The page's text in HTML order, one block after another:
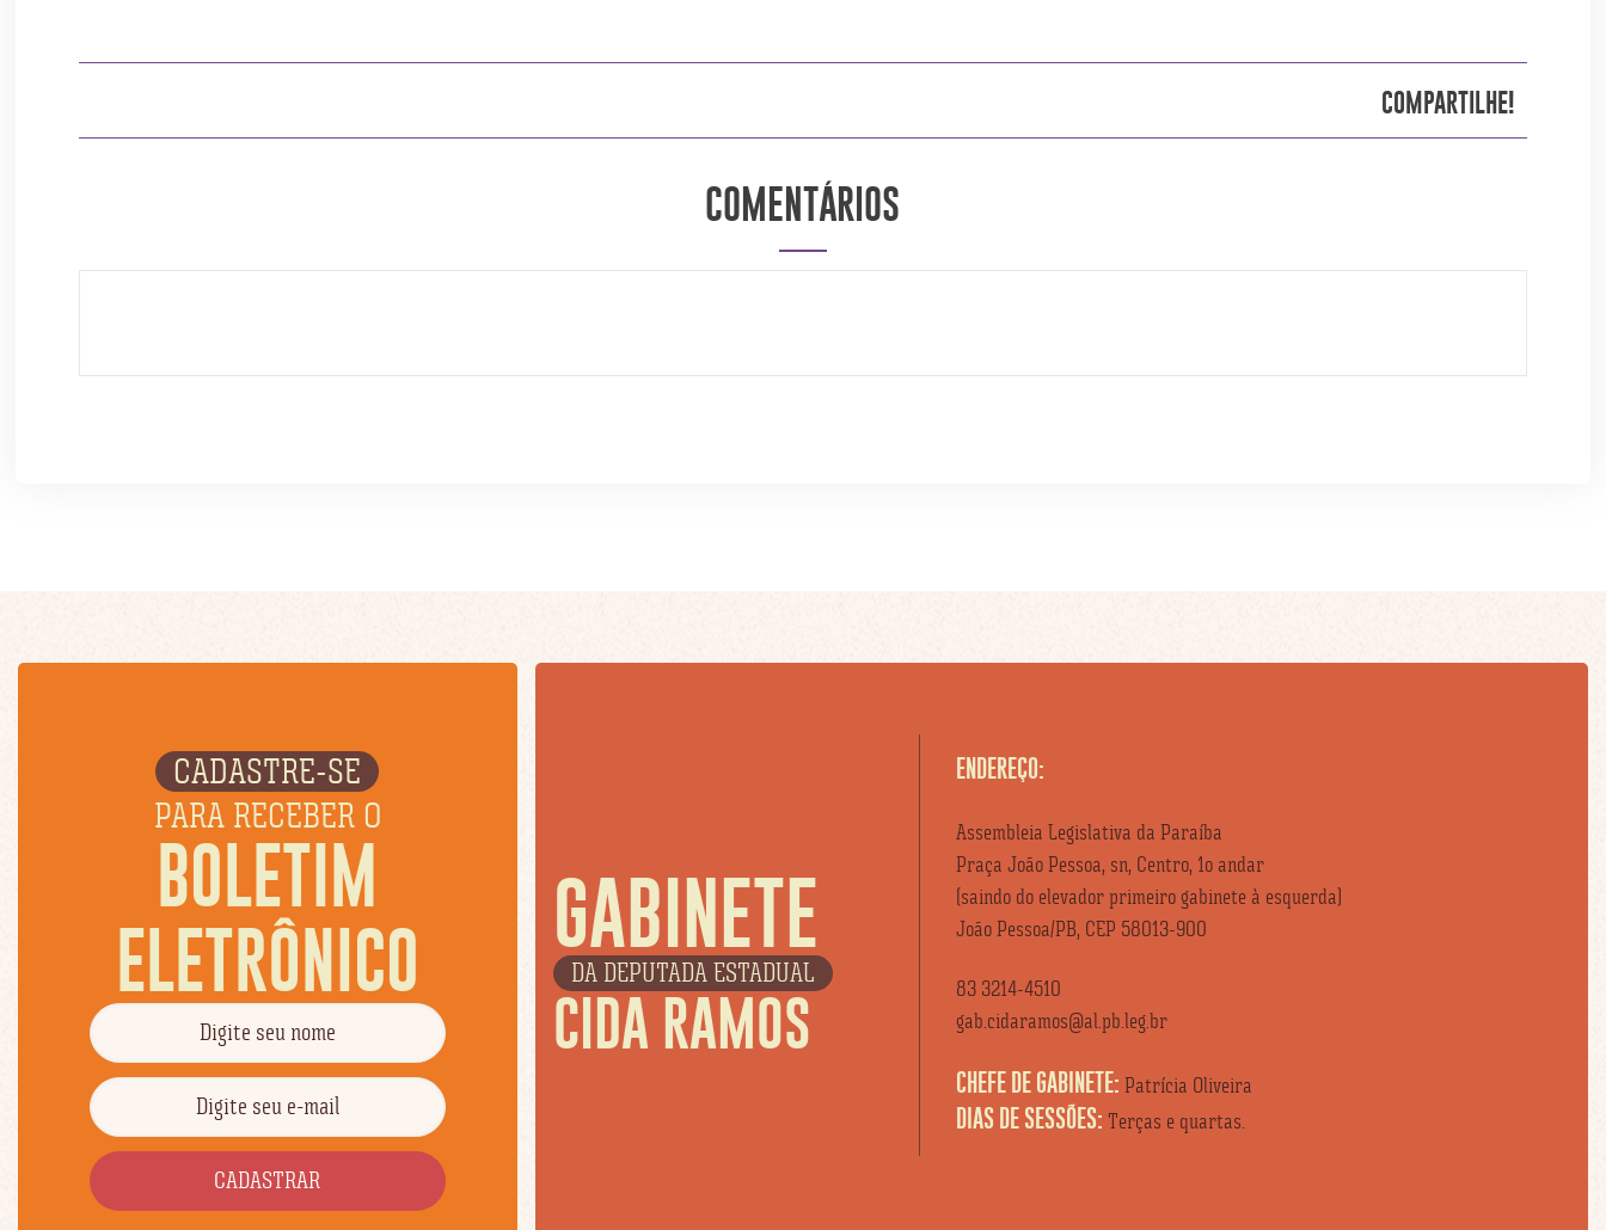
COMPARTILHE!
COMENTÁRIOS
CADASTRE-SE
PARA RECEBER O
BOLETIM
ELETRÔNICO
GABINETE
DA DEPUTADA ESTADUAL
CIDA RAMOS
ENDEREÇO:
Assembleia Legislativa da Paraíba
Praça João Pessoa, sn, Centro, 1o andar
(saindo do elevador primeiro gabinete à esquerda)
João Pessoa/PB, CEP 58013-900
83 3214-4510
gab.cidaramos@al.pb.leg.br
CHEFE DE GABINETE: Patrícia Oliveira
DIAS DE SESSÕES: Terças e quartas.